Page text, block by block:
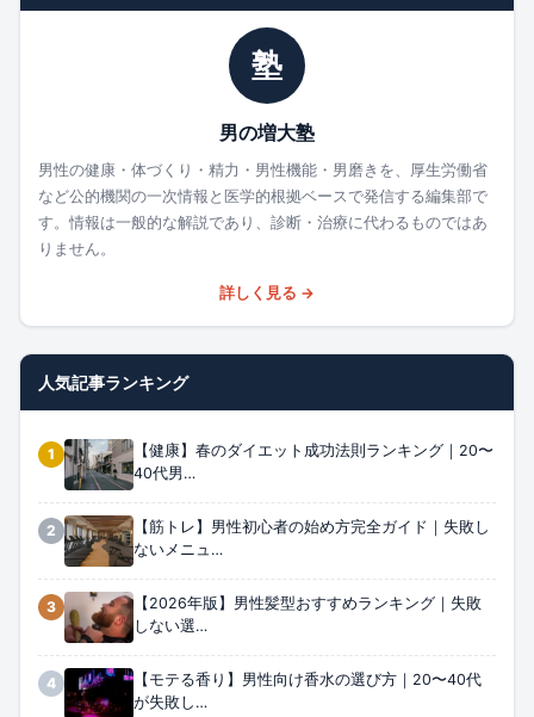
塾
男の増大塾
男性の健康・体づくり・精力・男性機能・男磨きを、厚生労働省
など公的機関の一次情報と医学的根拠ベースで発信する編集部で
す。情報は一般的な解説であり、診断・治療に代わるものではあ
りません。
詳しく見る →
人気記事ランキング
1
【健康】春のダイエット成功法則ランキング｜20〜
40代男…
2
【筋トレ】男性初心者の始め方完全ガイド｜失敗し
ないメニュ…
3
【2026年版】男性髪型おすすめランキング｜失敗
しない選…
4
【モテる香り】男性向け香水の選び方｜20〜40代
が失敗し…